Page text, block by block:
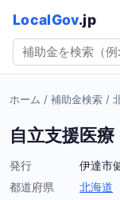
LocalGov.jp
ホーム / 補助金検索 /
自立支援医療
発行
伊達市
都道府県
北海道